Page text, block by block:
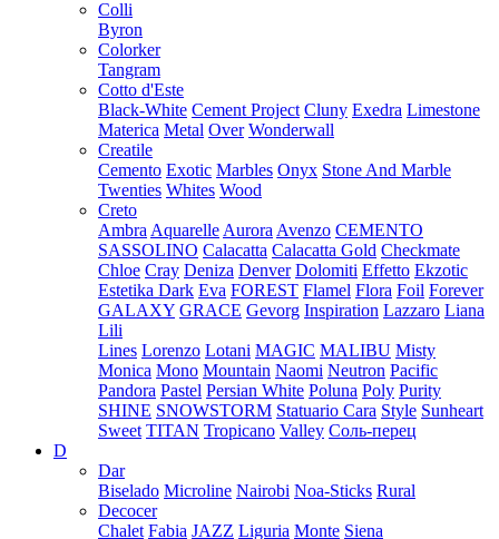
Colli
Byron
Colorker
Tangram
Cotto d'Este
Black-White Cement Project Cluny Exedra Limestone
Materica Metal Over Wonderwall
Creatile
Cemento Exotic Marbles Onyx Stone And Marble
Twenties Whites Wood
Creto
Ambra Aquarelle Aurora Avenzo CEMENTO
SASSOLINO Calacatta Calacatta Gold Checkmate
Chloe Cray Deniza Denver Dolomiti Effetto Ekzotic
Estetika Dark Eva FOREST Flamel Flora Foil Forever
GALAXY GRACE Gevorg Inspiration Lazzaro Liana
Lili
Lines Lorenzo Lotani MAGIC MALIBU Misty
Monica Mono Mountain Naomi Neutron Pacific
Pandora Pastel Persian White Poluna Poly Purity
SHINE SNOWSTORM Statuario Cara Style Sunheart
Sweet TITAN Tropicano Valley Соль-перец
D
Dar
Biselado Microline Nairobi Noa-Sticks Rural
Decocer
Chalet Fabia JAZZ Liguria Monte Siena